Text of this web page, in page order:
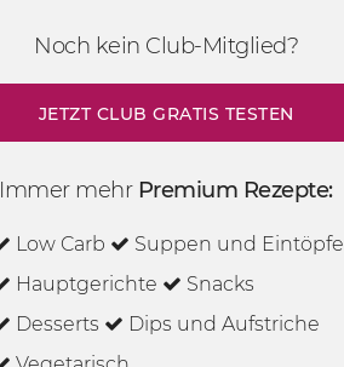
Noch kein Club-Mitglied?
JETZT CLUB GRATIS TESTEN
Immer mehr Premium Rezepte:
Low Carb
Suppen und Eintöpfe
Hauptgerichte
Snacks
Desserts
Dips und Aufstriche